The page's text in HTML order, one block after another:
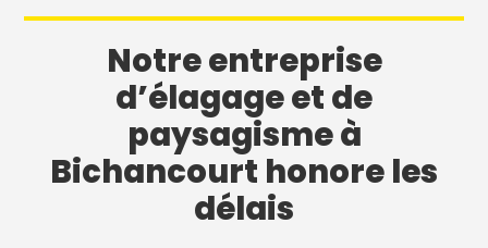
Notre entreprise
d’élagage et de
paysagisme à
Bichancourt honore les
délais